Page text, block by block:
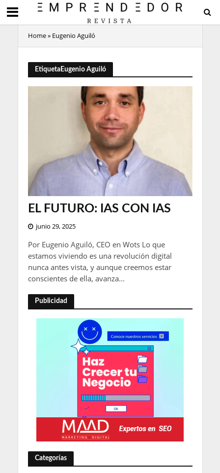
Home» Eugenio Aguiló
EtiquetaEugenio Aguiló
EL FUTURO: IAS CON IAS
junio 29, 2025
Por Eugenio Aguiló, CEO en Wots Lo que
estamos viviendo es una revolución digital
nunca antes vista, y aunque creemos estar
conscientes de ella, avanza...
Publicidad
Categorías